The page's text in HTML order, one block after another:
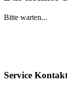
Bitte warten...
Service